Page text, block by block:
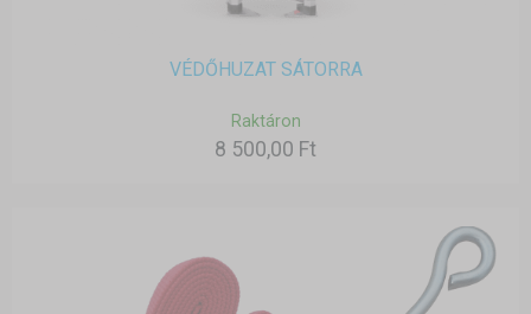
VÉDŐHUZAT SÁTORRA
Raktáron
8 500,00 Ft